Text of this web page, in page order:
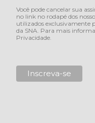
Você pode cancelar sua
no link no rodapé dos
utilizados exclusivamente
da SNA. Para mais
Privacidade